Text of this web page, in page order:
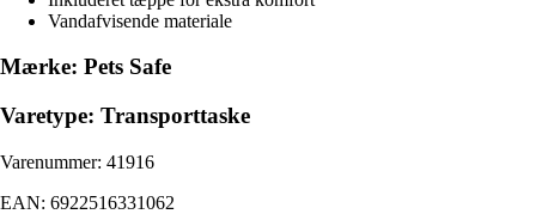
Vandafvisende materiale
Mærke: Pets Safe
Varetype: Transporttaske
Varenummer: 41916
EAN: 6922516331062